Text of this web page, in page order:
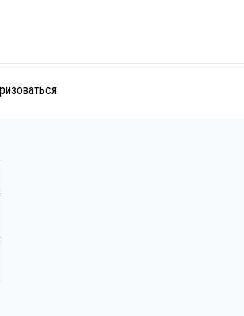
.